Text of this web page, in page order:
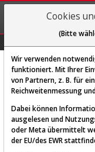
Cookies
(Bitte
Wir verwenden
funktioniert. Mit Ihrer
von Partnern, z. B. für
Reichweitenmessung
Dabei können
ausgelesen und
oder Meta übermittelt
der EU/des EWR